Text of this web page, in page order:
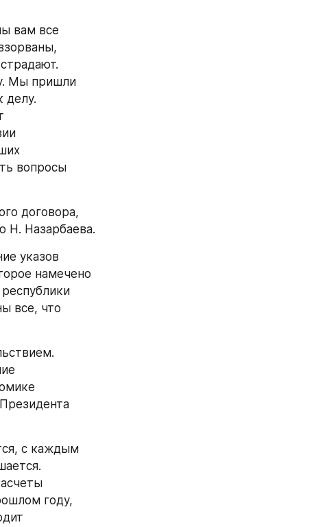
вам все
Мы пришли
делу.
вопросы
договора,
Н. Назарбаева.
указов
намечено
все, что
с каждым
году,